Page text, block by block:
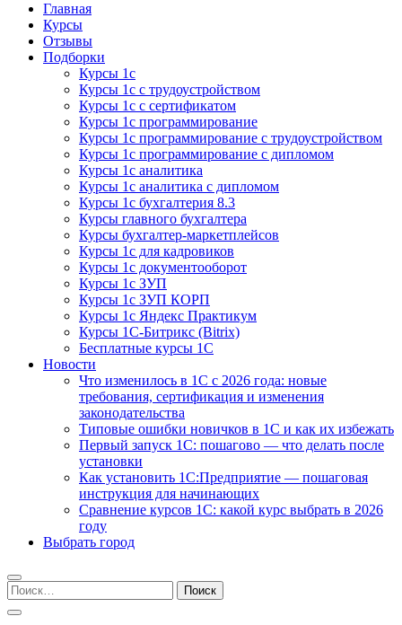
Курсы 1С
Курсы 1С официальная сертификация
Главная
Курсы
Отзывы
Подборки
Курсы 1с
Курсы 1с с трудоустройством
Курсы 1с с сертификатом
Курсы 1с программирование
Курсы 1с программирование с трудоустройством
Курсы 1с программирование с дипломом
Курсы 1с аналитика
Курсы 1с аналитика с дипломом
Курсы 1с бухгалтерия 8.3
Курсы главного бухгалтера
Курсы бухгалтер-маркетплейсов
Курсы 1с для кадровиков
Курсы 1с документооборот
Курсы 1с ЗУП
Курсы 1с ЗУП КОРП
Курсы 1с Яндекс Практикум
Курсы 1С-Битрикс (Bitrix)
Бесплатные курсы 1С
Новости
Что изменилось в 1С с 2026 года: новые
требования, сертификация и изменения
законодательства
Типовые ошибки новичков в 1С и как их избежать
Первый запуск 1С: пошагово — что делать после
установки
Как установить 1С:Предприятие — пошаговая
инструкция для начинающих
Сравнение курсов 1С: какой курс выбрать в 2026
году
Выбрать город
Найти: